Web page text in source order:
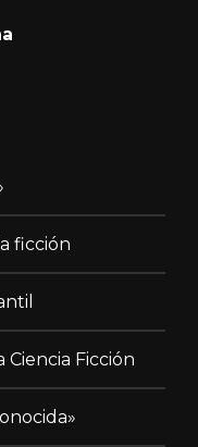
ficción
Ficción